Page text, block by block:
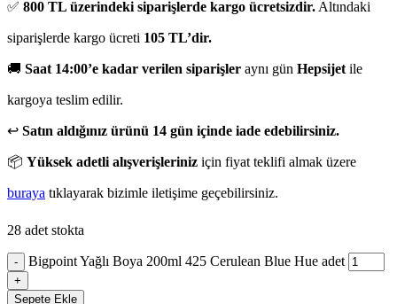
✅ 800 TL üzerindeki siparişlerde kargo ücretsizdir. Altındaki
siparişlerde kargo ücreti 105 TL’dir.
🚚 Saat 14:00’e kadar verilen siparişler aynı gün Hepsijet ile
kargoya teslim edilir.
↩️ Satın aldığınız ürünü 14 gün içinde iade edebilirsiniz.
📦 Yüksek adetli alışverişleriniz için fiyat teklifi almak üzere
buraya tıklayarak bizimle iletişime geçebilirsiniz.
28 adet stokta
- Bigpoint Yağlı Boya 200ml 425 Cerulean Blue Hue adet
+
Sepete Ekle